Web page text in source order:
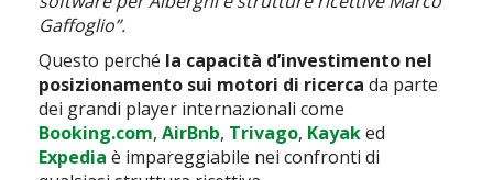
Gaffoglio”.
Questo perché la capacità d’investimento nel
posizionamento sui motori di ricerca da parte
dei grandi player internazionali come
Booking.com, AirBnb, Trivago, Kayaked
Expedia è impareggiabile nei confronti di